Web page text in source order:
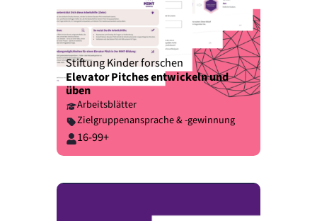
Stiftung Kinder forschen
Elevator Pitches entwickeln und
üben
Arbeitsblätter
Zielgruppenansprache & -gewinnung
16-99+